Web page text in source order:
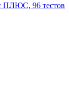
ПЛЮС, 96 тестов